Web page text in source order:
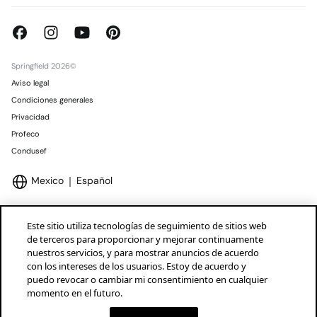
Springfield 2026©
Aviso legal
Condiciones generales
Privacidad
Profeco
Condusef
Mexico Español
Marcas Tendam
Este sitio utiliza tecnologías de seguimiento de sitios web
de terceros para proporcionar y mejorar continuamente
nuestros servicios, y para mostrar anuncios de acuerdo
con los intereses de los usuarios. Estoy de acuerdo y
puedo revocar o cambiar mi consentimiento en cualquier
momento en el futuro.